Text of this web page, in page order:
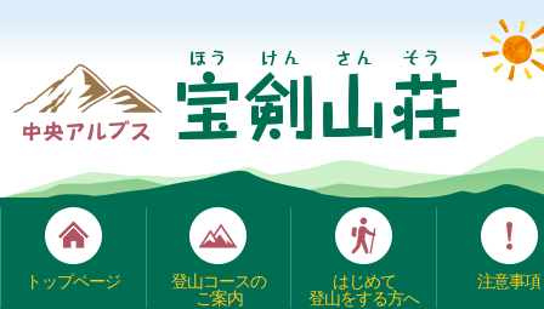
トップページ
登山コースの
ご案内
はじめて
登山をする方へ
注意事項